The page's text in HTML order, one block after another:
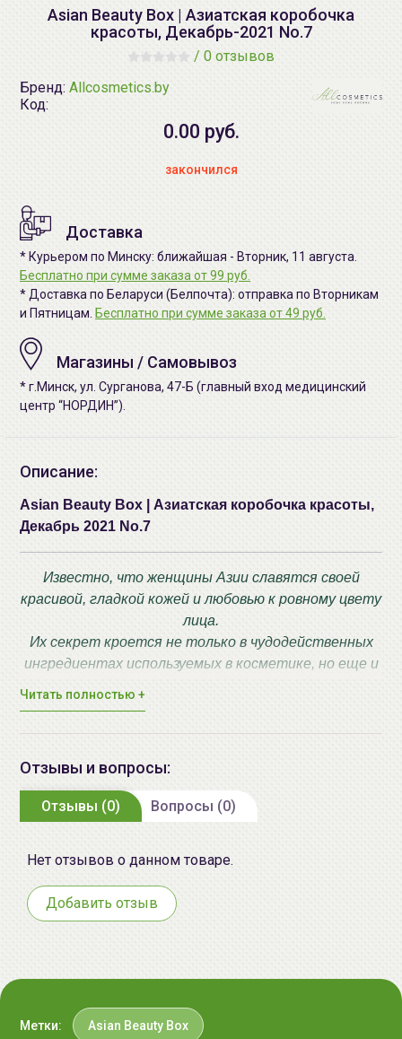
Asian Beauty Box | Азиатская коробочка
красоты, Декабрь-2021 No.7
/ 0 отзывов
Бренд: Allcosmetics.by
Код:
0.00 руб.
закончился
Доставка
* Курьером по Минску: ближайшая - Вторник, 11 августа.
Бесплатно при сумме заказа от 99 руб.
* Доставка по Беларуси (Белпочта): отправка по Вторникам
и Пятницам. Бесплатно при сумме заказа от 49 руб.
Магазины / Самовывоз
* г.Минск, ул. Сурганова, 47-Б (главный вход медицинский
центр “НОРДИН”).
Описание:
Asian Beauty Box | Азиатская коробочка красоты,
Декабрь 2021 No.7
Известно, что женщины Азии славятся своей
красивой, гладкой кожей и любовью к ровному цвету
лица.
Их секрет кроется не только в чудодейственных
ингредиентах используемых в косметике, но еще и
В ней Вы найдете как полноразмерные версии
продуктов, так и миниатюры, пробники.
С помощью Asian Beauty Box Вы окунетесь в
останетесь неравнодушной!
MAY ISLAND 7 Days Сыворотка ампульная
Читать полностью +
Отзывы и вопросы:
Отзывы (0) Вопросы (0)
Нет отзывов о данном товаре.
Добавить отзыв
Метки: Asian Beauty Box